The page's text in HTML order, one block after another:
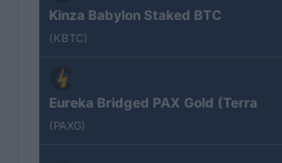
Kinza Babylon Staked BTC
(KBTC)
Eureka Bridged PAX Gold (Terra
(PAXG)